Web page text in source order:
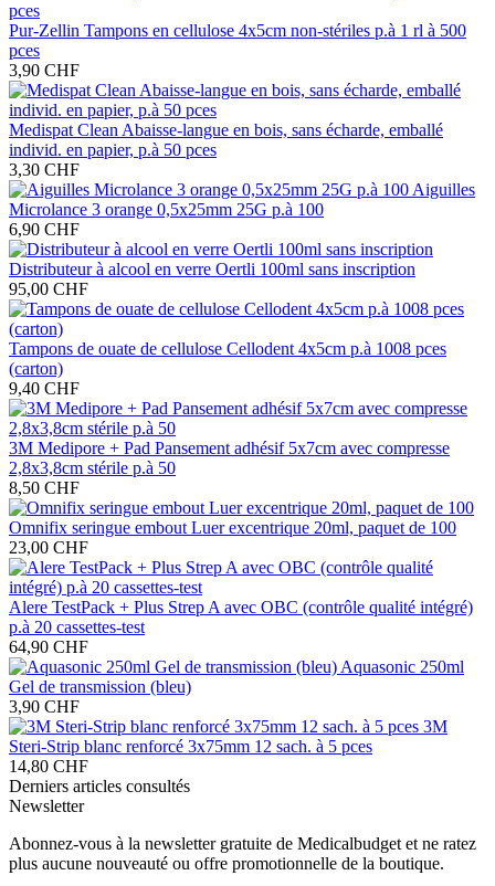
Pur-Zellin Tampons en cellulose 4x5cm non-stériles p.à 1 rl à 500
pces
3,90 CHF
Medispat Clean Abaisse-langue en bois, sans écharde, emballé
individ. en papier, p.à 50 pces
3,30 CHF
Aiguilles
Microlance 3 orange 0,5x25mm 25G p.à 100
6,90 CHF
Distributeur à alcool en verre Oertli 100ml sans inscription
95,00 CHF
Tampons de ouate de cellulose Cellodent 4x5cm p.à 1008 pces
(carton)
9,40 CHF
3M Medipore + Pad Pansement adhésif 5x7cm avec compresse
2,8x3,8cm stérile p.à 50
8,50 CHF
Omnifix seringue embout Luer excentrique 20ml, paquet de 100
23,00 CHF
Alere TestPack + Plus Strep A avec OBC (contrôle qualité intégré)
p.à 20 cassettes-test
64,90 CHF
Aquasonic 250ml
Gel de transmission (bleu)
3,90 CHF
3M
Steri-Strip blanc renforcé 3x75mm 12 sach. à 5 pces
14,80 CHF
Derniers articles consultés
Newsletter
Abonnez-vous à la newsletter gratuite de Medicalbudget et ne ratez
plus aucune nouveauté ou offre promotionnelle de la boutique.